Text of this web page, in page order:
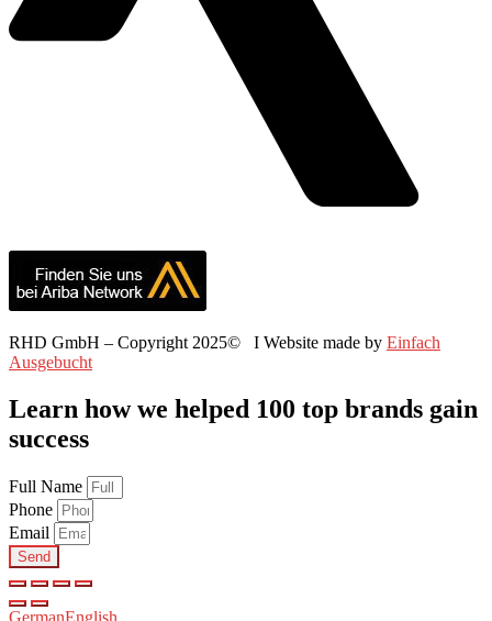
RHD GmbH – Copyright 2025© I Website made by Einfach
Ausgebucht
Learn how we helped 100 top brands gain
success
Full Name
Phone
Email
Send
GermanEnglish